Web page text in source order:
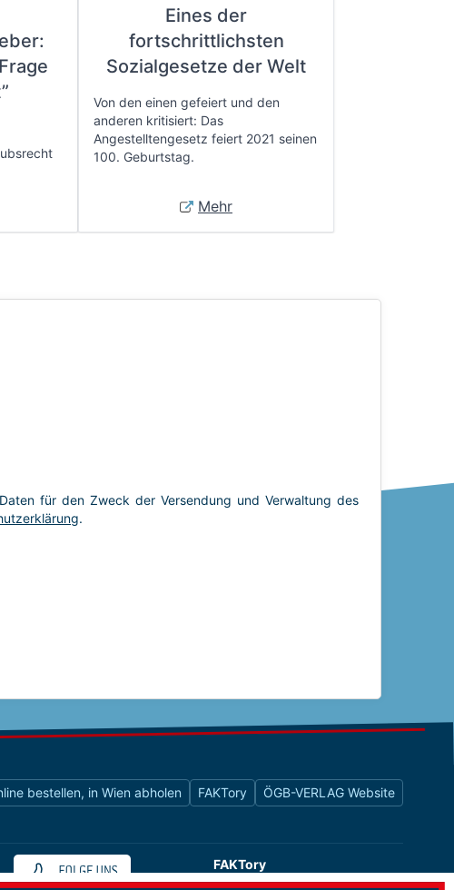
Eines der
fortschrittlichsten
Sozialgesetze der Welt
Von den einen gefeiert und den
anderen kritisiert: Das
Angestelltengesetz feiert 2021 seinen
100. Geburtstag.
Mehr
bestellen, in Wien abholen FAKTory ÖGB-VERLAG Website
FAKTory
Buchhandlung des ÖGB-Verlags